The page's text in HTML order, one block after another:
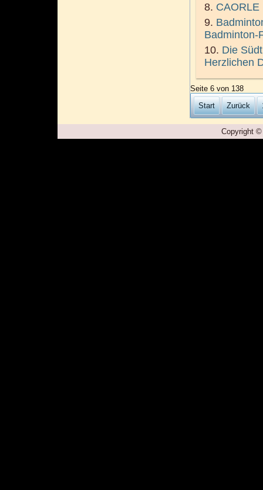
CAORLE
Badminton-
Die
Herzlichen
Seite 6 von 138
Start
Zurück
Copyright ©